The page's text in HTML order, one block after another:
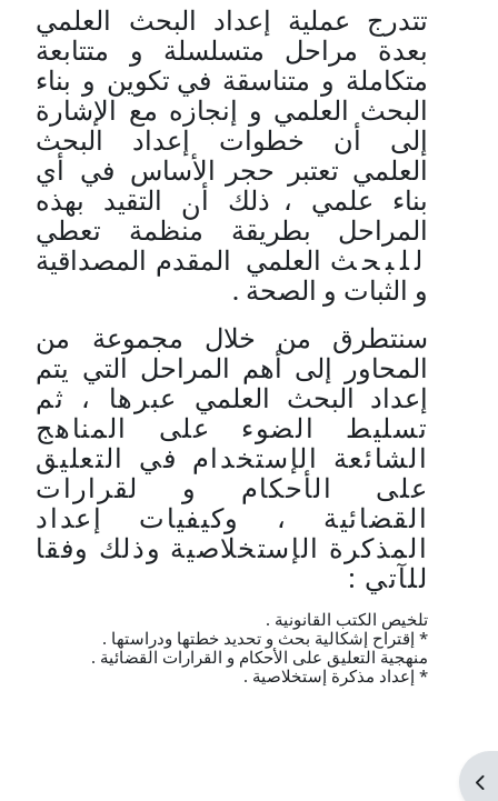
تتدرج عملية إعداد البحث العلمي
بعدة
مراحل متسلسلة و
متتابعة
متكاملة و متناسقة في تكوين و بناء
البحث العلمي و إنجازه مع الإشارة
إلى
أن خطوات إعداد
البحث
العلمي تعتبر حجر الأساس في أي
بناء
علمي ، ذلك أن التقيد
بهذه
المراحل
بطريقة منظمة
تعطي
للبحث العلمي المقدم المصداقية
و الثبات و الصحة .
سنتطرق من خلال مجموعة من
المحاور إلى أهم المراحل التي يتم
إعداد البحث العلمي عبرها ، ثم
تسليط الضوء على المناهج
الشائعة الإستخدام في التعليق
على الأحكام و لقرارات
القضائية ، وكيفيات إعداد
المذكرة الإستخلاصية وذلك وفقا
للآتي :
تلخيص الكتب القانونية .
* إقتراح إشكالية بحث و تحديد خطتها ودراستها .
منهجية التعليق على الأحكام و القرارات القضائية .
* إعداد مذكرة إستخلاصية .